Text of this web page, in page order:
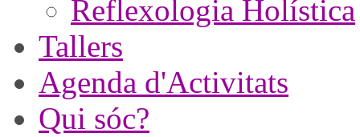
Reflexologia Holística
Tallers
Agenda d'Activitats
Qui sóc?